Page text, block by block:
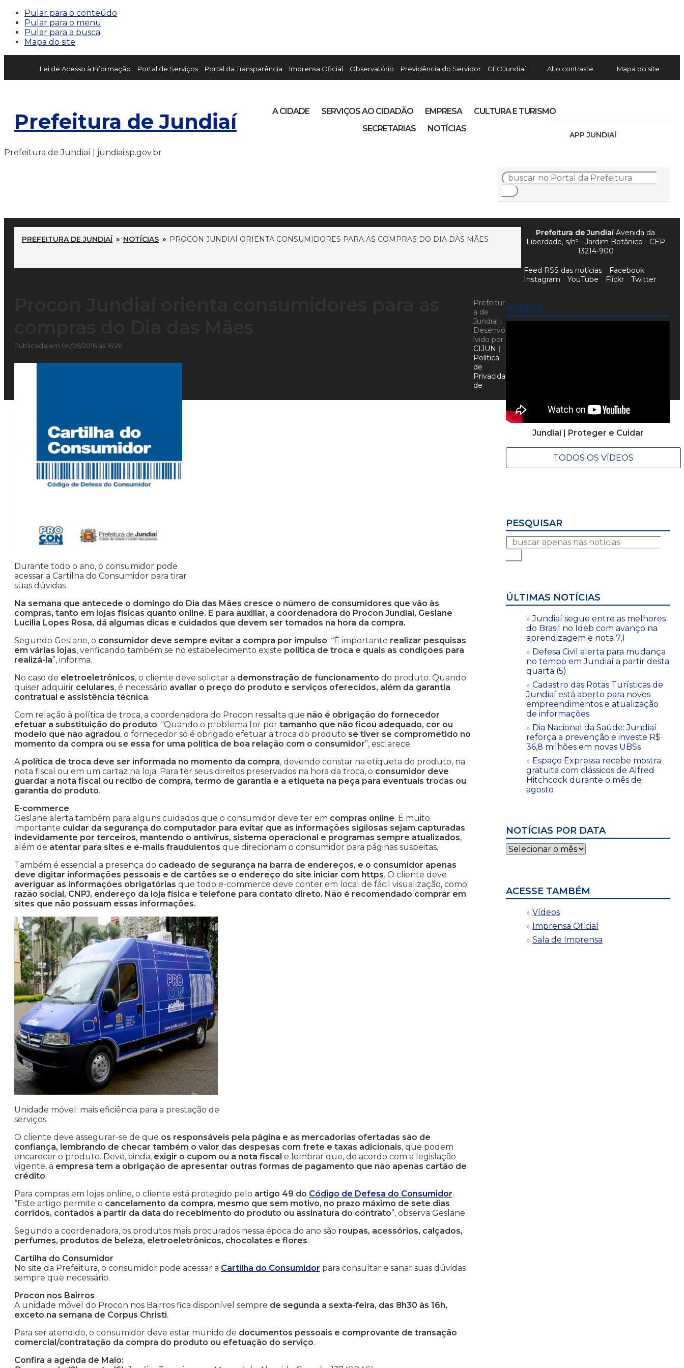
Pular para o conteúdo
Pular para o menu
Pular para a busca
Mapa do site
Lei de Acesso à Informação Portal de Serviços Portal da Transparência Imprensa Oficial Observatório Previdência do Servidor GEOJundiaí Alto contraste Mapa do site
Prefeitura de Jundiaí
APP JUNDIAÍ
A CIDADE SERVIÇOS AO CIDADÃO EMPRESA
CULTURA E TURISMO
SECRETARIAS
NOTÍCIAS
Prefeitura de Jundiaí | jundiai.sp.gov.br
PREFEITURA DE JUNDIAÍ » NOTÍCIAS » PROCON JUNDIAÍ ORIENTA CONSUMIDORES PARA AS COMPRAS DO DIA DAS MÃES
Publicada em 04/05/2016 às 16:28
Durante todo o ano, o consumidor pode
acessar a Cartilha do Consumidor para tirar
suas dúvidas
Na semana que antecede o domingo do Dia das Mães cresce o número de consumidores que vão às
compras, tanto em lojas físicas quanto online. E para auxiliar, a coordenadora do Procon Jundiaí, Geslane
Lucilia Lopes Rosa, dá algumas dicas e cuidados que devem ser tomados na hora da compra.
Segundo Geslane, o consumidor deve sempre evitar a compra por impulso. “É importante realizar pesquisas
em várias lojas, verificando também se no estabelecimento existe política de troca e quais as condições para
realizá-la”, informa.
No caso de eletroeletrônicos, o cliente deve solicitar a demonstração de funcionamento do produto. Quando
quiser adquirir celulares, é necessário avaliar o preço do produto e serviços oferecidos, além da garantia
contratual e assistência técnica.
Com relação à política de troca, a coordenadora do Procon ressalta que não é obrigação do fornecedor
efetuar a substituição do produto. “Quando o problema for por tamanho que não ficou adequado, cor ou
modelo que não agradou, o fornecedor só é obrigado efetuar a troca do produto se tiver se comprometido no
momento da compra ou se essa for uma política de boa relação com o consumidor”, esclarece.
A política de troca deve ser informada no momento da compra, devendo constar na etiqueta do produto, na
nota fiscal ou em um cartaz na loja. Para ter seus direitos preservados na hora da troca, o consumidor deve
guardar a nota fiscal ou recibo de compra, termo de garantia e a etiqueta na peça para eventuais trocas ou
garantia do produto.
E-commerce
Geslane alerta também para alguns cuidados que o consumidor deve ter em compras online. É muito
importante cuidar da segurança do computador para evitar que as informações sigilosas sejam capturadas
indevidamente por terceiros, mantendo o antivírus, sistema operacional e programas sempre atualizados,
além de atentar para sites e e-mails fraudulentos que direcionam o consumidor para páginas suspeitas.
Também é essencial a presença do cadeado de segurança na barra de endereços, e o consumidor apenas
deve digitar informações pessoais e de cartões se o endereço do site iniciar com https. O cliente deve
averiguar as informações obrigatórias que todo e-commerce deve conter em local de fácil visualização, como:
razão social, CNPJ, endereço da loja física e telefone para contato direto. Não é recomendado comprar em
sites que não possuam essas informações.
Unidade móvel: mais eficiência para a prestação de
serviços
O cliente deve assegurar-se de que os responsáveis pela página e as mercadorias ofertadas são de
confiança, lembrando de checar também o valor das despesas com frete e taxas adicionais, que podem
encarecer o produto. Deve, ainda, exigir o cupom ou a nota fiscal e lembrar que, de acordo com a legislação
vigente, a empresa tem a obrigação de apresentar outras formas de pagamento que não apenas cartão de
crédito.
Para compras em lojas online, o cliente está protegido pelo artigo 49 do Código de Defesa do Consumidor.
“Este artigo permite o cancelamento da compra, mesmo que sem motivo, no prazo máximo de sete dias
corridos, contados a partir da data do recebimento do produto ou assinatura do contrato”, observa Geslane.
Segundo a coordenadora, os produtos mais procurados nessa época do ano são roupas, acessórios, calçados,
perfumes, produtos de beleza, eletroeletrônicos, chocolates e flores.
Cartilha do Consumidor
No site da Prefeitura, o consumidor pode acessar a Cartilha do Consumidor para consultar e sanar suas dúvidas
sempre que necessário.
Procon nos Bairros
A unidade móvel do Procon nos Bairros fica disponível sempre de segunda a sexta-feira, das 8h30 às 16h,
exceto na semana de Corpus Christi.
Para ser atendido, o consumidor deve estar munido de documentos pessoais e comprovante de transação
comercial/contratação da compra do produto ou efetuação do serviço.
Confira a agenda de Maio:
VÍDEOS
Jundiaí | Proteger e Cuidar
TODOS OS VÍDEOS
PESQUISAR
ÚLTIMAS NOTÍCIAS
Jundiaí segue entre as melhores
do Brasil no Ideb com avanço na
aprendizagem e nota 7,1
Defesa Civil alerta para mudança
no tempo em Jundiaí a partir desta
quarta (5)
Cadastro das Rotas Turísticas de
Jundiaí está aberto para novos
empreendimentos e atualização
de informações
Dia Nacional da Saúde: Jundiaí
reforça a prevenção e investe R$
36,8 milhões em novas UBSs
Espaço Expressa recebe mostra
gratuita com clássicos de Alfred
Hitchcock durante o mês de
agosto
NOTÍCIAS POR DATA
Notícias
por
ACESSE TAMBÉM
Vídeos
Imprensa Oficial
Sala de Imprensa
Prefeitura de JundiaíAvenida da
Liberdade, s/nº - Jardim Botânico - CEP
13214-900
Feed RSS das notícias
Facebook
Instagram
YouTube Flickr Twitter
Prefeitur
a de
Jundiaí |
Desenvo
lvido por
CIJUN |
Política
de
Privacida
de